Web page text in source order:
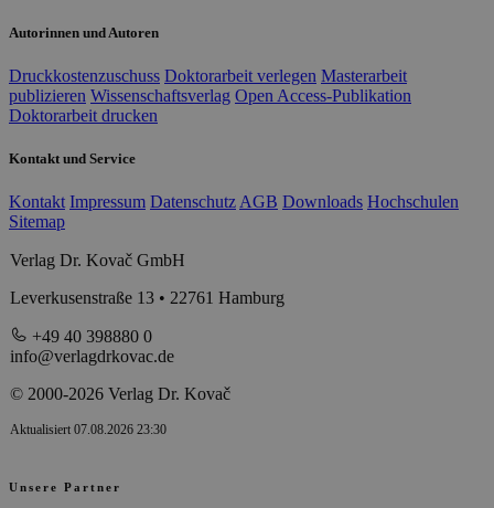
Autorinnen und Autoren
Druckkostenzuschuss Doktorarbeit verlegen Masterarbeit
publizieren Wissenschaftsverlag Open Access-Publikation
Doktorarbeit drucken
Kontakt und Service
Kontakt Impressum Datenschutz AGB Downloads Hochschulen
Sitemap
Verlag Dr. Kovač GmbH
Leverkusenstraße 13 • 22761 Hamburg
+49 40 398880 0
info@verlagdrkovac.de
© 2000-2026 Verlag Dr. Kovač
Aktualisiert 07.08.2026 23:30
Unsere Partner